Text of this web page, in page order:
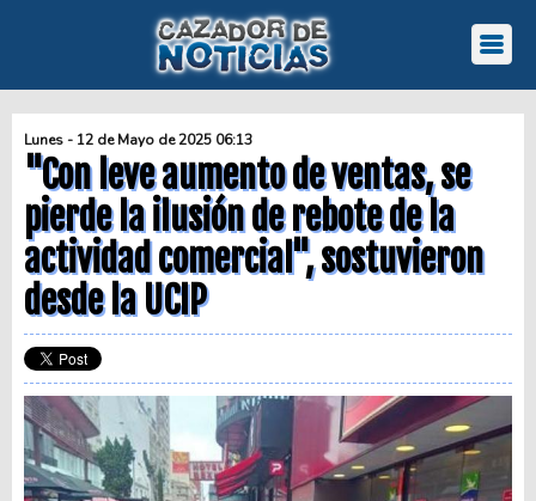
Lunes - 12 de Mayo de 2025 06:13
"Con leve aumento de ventas, se
pierde la ilusión de rebote de la
actividad comercial", sostuvieron
desde la UCIP